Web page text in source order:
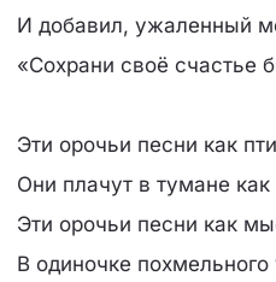
И добавил, ужаленный
«Сохрани своё счастье
Эти орочьи песни как
Они плачут в тумане как
Эти орочьи песни как
В одиночке похмельного